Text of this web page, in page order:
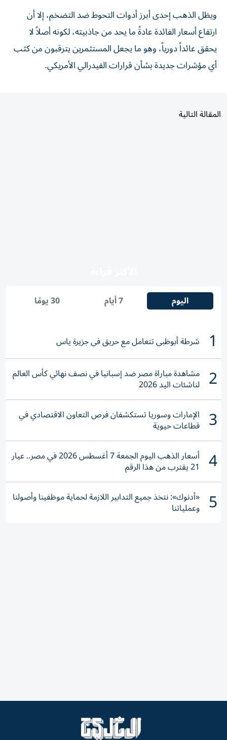
ويظل الذهب إحدى أبرز أدوات التحوط ضد التضخم، إلا أن
ارتفاع أسعار الفائدة عادةً ما يحد من جاذبيته، لكونه أصلاً لا
يحقق عائداً دورياً، وهو ما يجعل المستثمرين يترقبون من كثب
أي مؤشرات جديدة بشأن قرارات الفيدرالي الأمريكي.
المقالة التالية
اليوم 7 أيام 30 يومًا
1 شرطة أبوظبي تتعامل مع حريق في جزيرة ياس
2 مشاهدة مباراة مصر ضد إسبانيا في نصف نهائي كأس العالم
لناشئات اليد 2026
3 الإمارات وسوريا تستكشفان فرص التعاون الاقتصادي في
قطاعات حيوية
4 أسعار الذهب اليوم الجمعة 7 أغسطس 2026 في مصر.. عيار
21 يقترب من هذا الرقم
5 «أدنوك»: نتخذ جميع التدابير اللازمة لحماية موظفينا وأصولنا
وعملياتنا